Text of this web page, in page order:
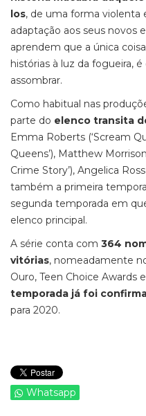
los, de uma forma violenta
adaptação aos seus novos
aprendem que a única
histórias à luz da fogueira,
assombrar.
Como habitual nas
parte do elenco transita
Emma Roberts (‘Scream
Queens’), Matthew
Crime Story’), Angelica
também a primeira
segunda temporada em
elenco principal.
A série conta com 364
vitórias, nomeadamente
Ouro, Teen Choice Awards
temporada já foi
para 2020.
Whatsapp